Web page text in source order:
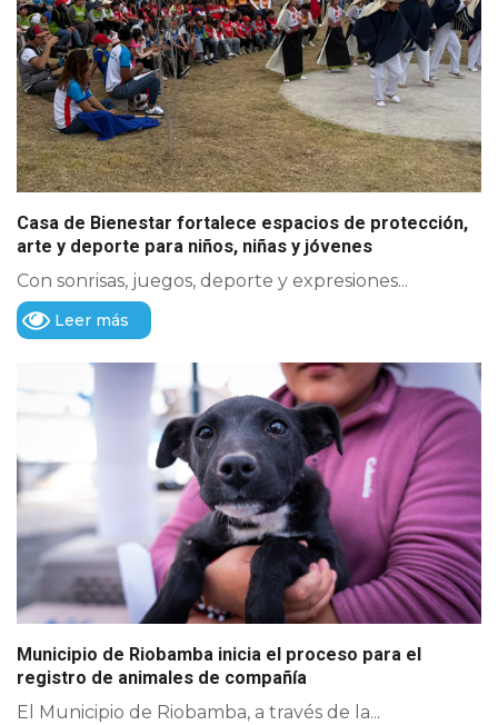
Casa de Bienestar fortalece espacios de protección,
arte y deporte para niños, niñas y jóvenes
Con sonrisas, juegos, deporte y expresiones...
Leer más
Municipio de Riobamba inicia el proceso para el
registro de animales de compañía
El Municipio de Riobamba, a través de la...